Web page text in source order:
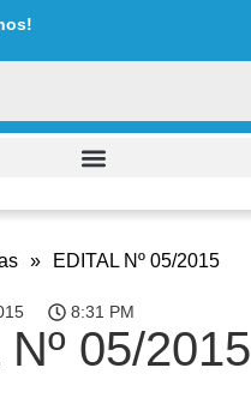
» EDITAL Nº 05/2015
8:31 PM
05/2015